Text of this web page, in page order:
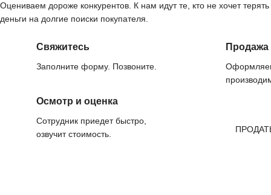
Оцениваем дороже конкурентов. К нам идут те, кто не хочет
деньги на долгие поиски покупателя.
Свяжитесь
Заполните форму. Позвоните.
Осмотр и оценка
Сотрудник приедет быстро,
озвучит стоимость.
Продажа